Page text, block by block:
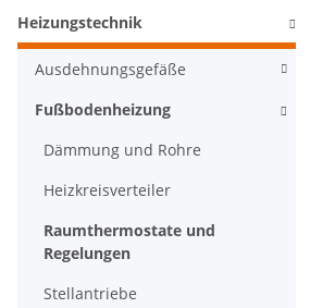
Heizungstechnik
Ausdehnungsgefäße
Fußbodenheizung
Dämmung und Rohre
Heizkreisverteiler
Raumthermostate und
Regelungen
Stellantriebe